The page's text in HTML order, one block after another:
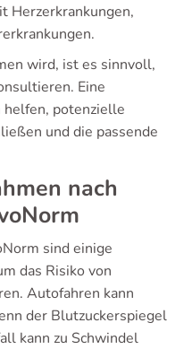
Herzerkrankungen,
wird, ist es sinnvoll,
Eine
helfen, potenzielle
und die passende
nach
sind einige
das Risiko von
Autofahren kann
der Blutzuckerspiegel
kann zu Schwindel